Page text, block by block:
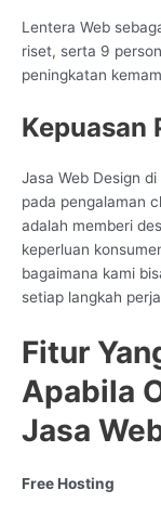
Lentera Web
riset, serta 9
peningkatan
Kepuasan
Jasa Web Design
pada pengalaman
adalah memberi
keperluan
bagaimana kami
setiap langkah
Fitur
Apabila
Jasa
Free Hosting